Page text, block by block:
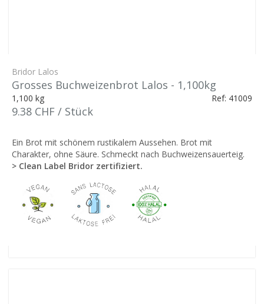
Bridor Lalos
Grosses Buchweizenbrot Lalos - 1,100kg
1,100 kg Ref: 41009
9.38 CHF / Stück
Ein Brot mit schönem rustikalem Aussehen. Brot mit
Charakter, ohne Säure. Schmeckt nach Buchweizensauerteig.
> Clean Label Bridor zertifiziert.